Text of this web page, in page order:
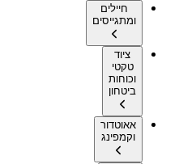
חיילים
ומתגייסים
ציוד
טקטי
וכוחות
ביטחון
אאוטדור
וקמפינג